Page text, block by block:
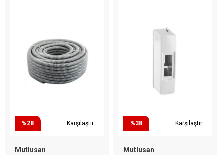
%28 Karşılaştır
Mutlusan
%38 Karşılaştır
Mutlusan